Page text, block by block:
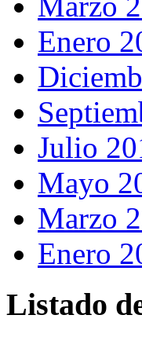
Enero
Julio
Mayo
Marzo
Enero
Listado